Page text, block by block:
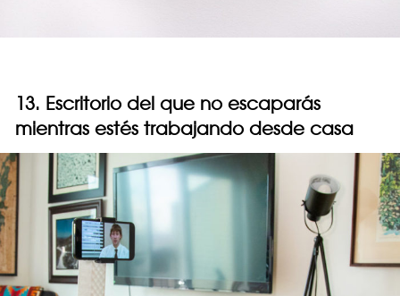
13. Escritorio del que no escaparás
mientras estés trabajando desde casa